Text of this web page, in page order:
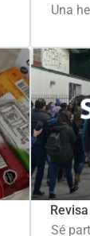
Una
Sé